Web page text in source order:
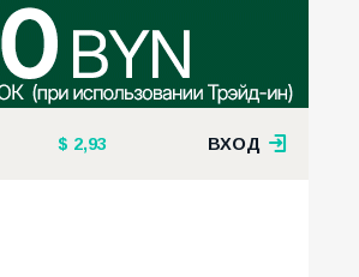
2,93 ВХОД